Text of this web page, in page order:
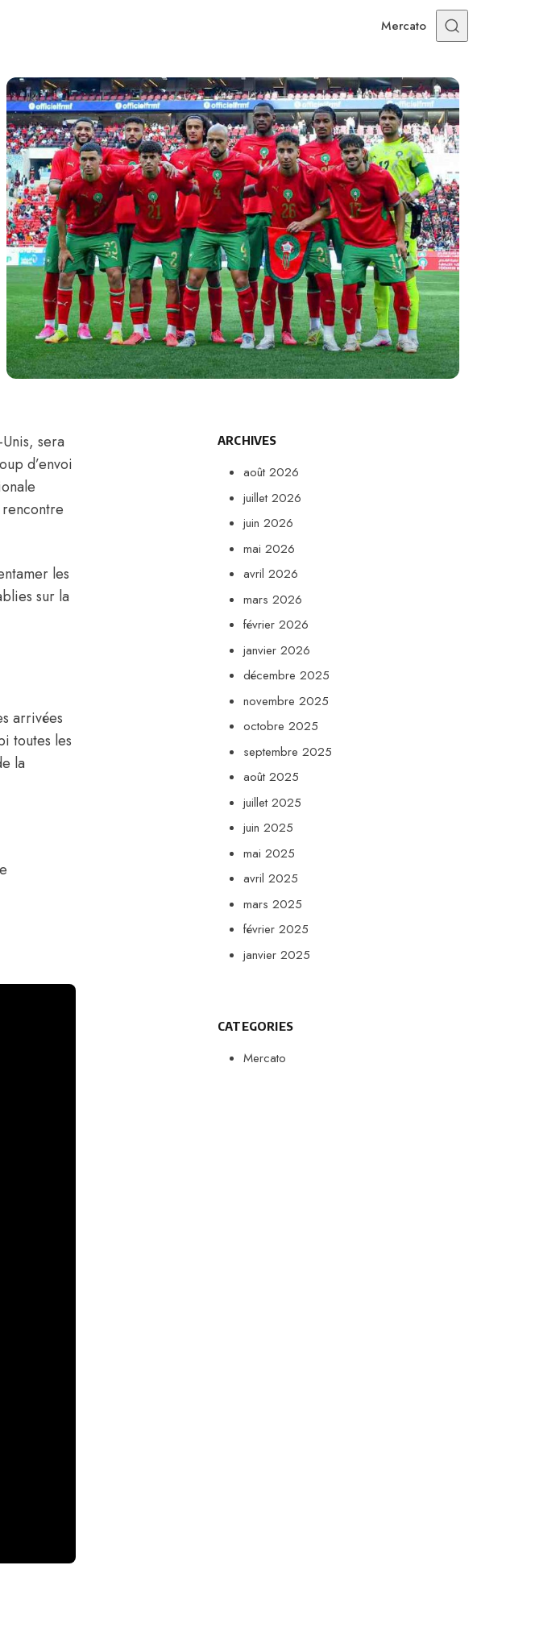
Mercato
sera
d’envoi
les
sur la
arrivées
toutes les
la
ARCHIVES
août 2026
juillet 2026
juin 2026
mai 2026
avril 2026
mars 2026
février 2026
janvier 2026
décembre 2025
novembre 2025
octobre 2025
septembre 2025
août 2025
juillet 2025
juin 2025
mai 2025
avril 2025
mars 2025
février 2025
janvier 2025
CATEGORIES
Mercato